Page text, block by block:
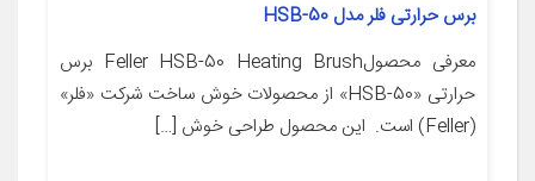
برس حرارتی فلر مدل HSB-50
معرفی محصولFeller HSB-50 Heating Brush برس
حرارتی «HSB-50» از محصولات خوش ساخت شرکت «فلر»
(Feller) است. این محصول طراحی خوش […]